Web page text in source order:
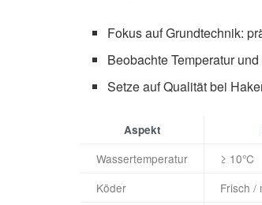
Fokus auf Grundtechnik:
Beobachte Temperatur
Setze auf Qualität bei
Aspekt
Wassertemperatur ≥ 10°C
Köder
Frisch /